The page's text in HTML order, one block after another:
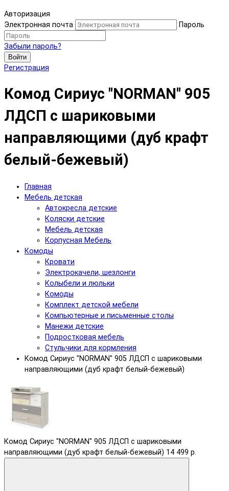
Авторизация
Электронная почта
Пароль
Забыли пароль?
Войти
Регистрация
Комод Сириус "NORMAN" 905
ЛДСП с шариковыми
направляющими (дуб крафт
белый-бежевый)
Главная
Мебель детская
Автокресла детские
Коляски детские
Мебель детская
Корпусная Мебель
Комоды
Кровати
Электрокачели, шезлонги
Колыбели и люльки
Комоды
Комплект детской мебели
Компьютерные и письменные столы
Манежи детские
Подростковая мебель
Стульчики для кормления
Комод Сириус "NORMAN" 905 ЛДСП с шариковыми
направляющими (дуб крафт белый-бежевый)
Комод Сириус "NORMAN" 905 ЛДСП с шариковыми
направляющими (дуб крафт белый-бежевый) 14 499 р.